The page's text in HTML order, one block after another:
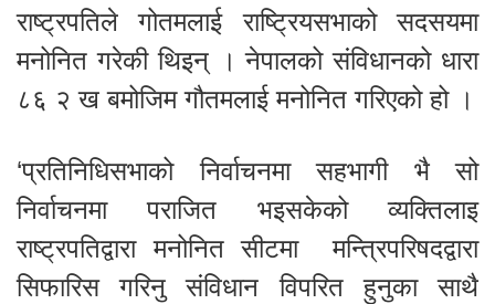
राष्ट्रपतिले गोतमलाई राष्ट्रियसभाको सदसयमा
मनोनित गरेकी थिइन् । नेपालको संविधानको धारा
८६ २ ख बमोजिम गौतमलाई मनोनित गरिएको हो ।
‘प्रतिनिधिसभाको निर्वाचनमा सहभागी भै सो
निर्वाचनमा पराजित भइसकेको व्यक्तिलाइ
राष्ट्रपतिद्वारा मनोनित सीटमा मन्त्रिपरिषदद्वारा
सिफारिस गरिनु संविधान विपरित हुनुका साथै